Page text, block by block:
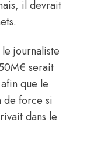
il devrait
journaliste
serait
que le
de force si
dans le